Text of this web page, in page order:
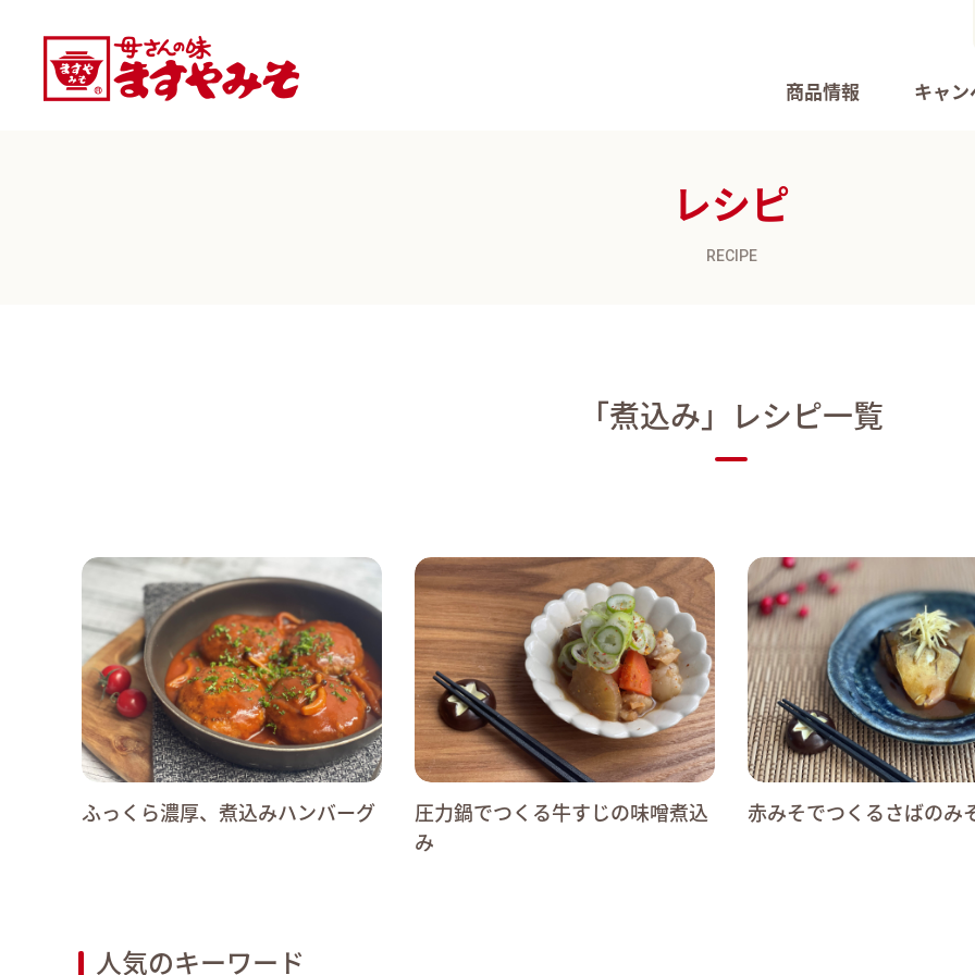
商品情報 キャ
レシピ
RECIPE
「煮込み」 レシピ一覧
ふっくら濃厚、煮込みハンバーグ
圧力鍋でつくる牛すじの味噌煮込
み
赤みそでつくるさばのみ
人気のキーワード